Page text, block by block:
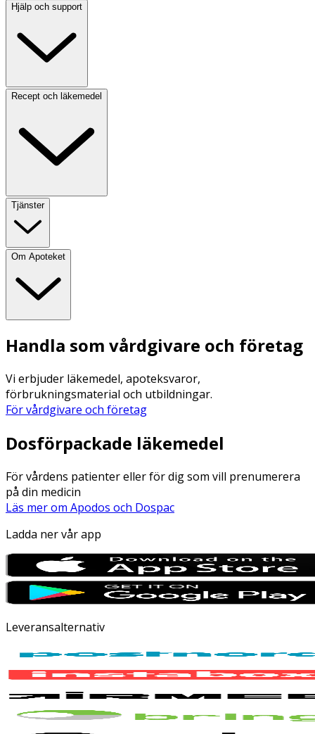
Hjälp och support
Recept och läkemedel
Tjänster
Om Apoteket
Handla som vårdgivare och företag
Vi erbjuder läkemedel, apoteksvaror,
förbrukningsmaterial och utbildningar.
För vårdgivare och företag
Dosförpackade läkemedel
För vårdens patienter eller för dig som vill prenumerera
på din medicin
Läs mer om Apodos och Dospac
Ladda ner vår app
Leveransalternativ